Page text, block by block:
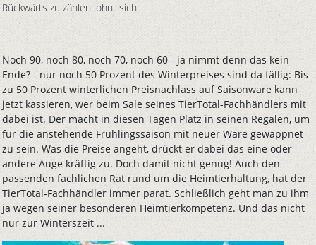
Rückwärts zu zählen lohnt sich:
Noch 90, noch 80, noch 70, noch 60 - ja nimmt denn das kein
Ende? - nur noch 50 Prozent des Winterpreises sind da fällig: Bis
zu 50 Prozent winterlichen Preisnachlass auf Saisonware kann
jetzt kassieren, wer beim Sale seines TierTotal-Fachhändlers mit
dabei ist. Der macht in diesen Tagen Platz in seinen Regalen, um
für die anstehende Frühlingssaison mit neuer Ware gewappnet
zu sein. Was die Preise angeht, drückt er dabei das eine oder
andere Auge kräftig zu. Doch damit nicht genug! Auch den
passenden fachlichen Rat rund um die Heimtierhaltung, hat der
TierTotal-Fachhändler immer parat. Schließlich geht man zu ihm
ja wegen seiner besonderen Heimtierkompetenz. Und das nicht
nur zur Winterszeit ...